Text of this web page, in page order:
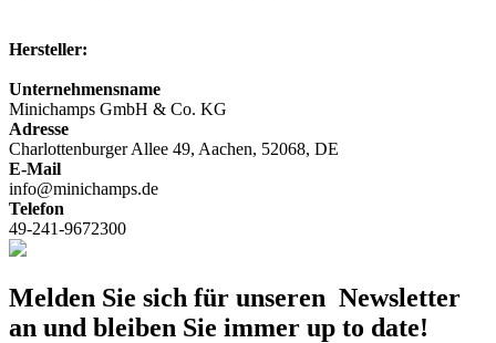
Hersteller:
Unternehmensname
Minichamps GmbH & Co. KG
Adresse
Charlottenburger Allee 49, Aachen, 52068, DE
E-Mail
info@minichamps.de
Telefon
49-241-9672300
Melden Sie sich für unseren Newsletter
an und bleiben Sie immer up to date!